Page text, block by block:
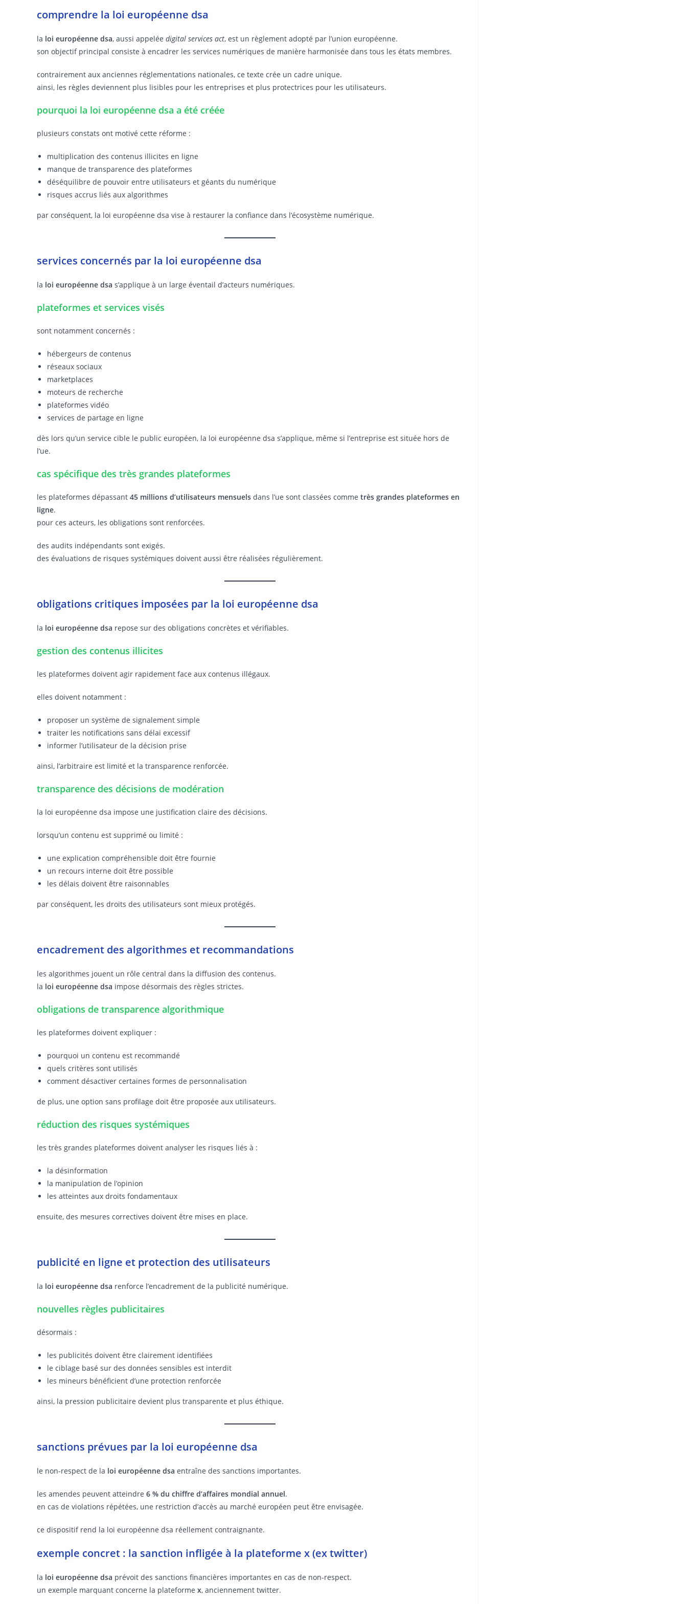
comprendre la loi européenne dsa
la loi européenne dsa, aussi appelée digital services act, est un règlement adopté par l’union européenne.
son objectif principal consiste à encadrer les services numériques de manière harmonisée dans tous les états membres.
contrairement aux anciennes réglementations nationales, ce texte crée un cadre unique.
ainsi, les règles deviennent plus lisibles pour les entreprises et plus protectrices pour les utilisateurs.
pourquoi la loi européenne dsa a été créée
plusieurs constats ont motivé cette réforme :
multiplication des contenus illicites en ligne
manque de transparence des plateformes
déséquilibre de pouvoir entre utilisateurs et géants du numérique
risques accrus liés aux algorithmes
par conséquent, la loi européenne dsa vise à restaurer la confiance dans l’écosystème numérique.
services concernés par la loi européenne dsa
la loi européenne dsa s’applique à un large éventail d’acteurs numériques.
plateformes et services visés
sont notamment concernés :
hébergeurs de contenus
réseaux sociaux
marketplaces
moteurs de recherche
plateformes vidéo
services de partage en ligne
dès lors qu’un service cible le public européen, la loi européenne dsa s’applique, même si l’entreprise est située hors de
l’ue.
cas spécifique des très grandes plateformes
les plateformes dépassant 45 millions d’utilisateurs mensuels dans l’ue sont classées comme très grandes plateformes en
ligne.
pour ces acteurs, les obligations sont renforcées.
des audits indépendants sont exigés.
des évaluations de risques systémiques doivent aussi être réalisées régulièrement.
obligations critiques imposées par la loi européenne dsa
la loi européenne dsa repose sur des obligations concrètes et vérifiables.
gestion des contenus illicites
les plateformes doivent agir rapidement face aux contenus illégaux.
elles doivent notamment :
proposer un système de signalement simple
traiter les notifications sans délai excessif
informer l’utilisateur de la décision prise
ainsi, l’arbitraire est limité et la transparence renforcée.
transparence des décisions de modération
la loi européenne dsa impose une justification claire des décisions.
lorsqu’un contenu est supprimé ou limité :
une explication compréhensible doit être fournie
un recours interne doit être possible
les délais doivent être raisonnables
par conséquent, les droits des utilisateurs sont mieux protégés.
encadrement des algorithmes et recommandations
les algorithmes jouent un rôle central dans la diffusion des contenus.
la loi européenne dsa impose désormais des règles strictes.
obligations de transparence algorithmique
les plateformes doivent expliquer :
pourquoi un contenu est recommandé
quels critères sont utilisés
comment désactiver certaines formes de personnalisation
de plus, une option sans profilage doit être proposée aux utilisateurs.
réduction des risques systémiques
les très grandes plateformes doivent analyser les risques liés à :
la désinformation
la manipulation de l’opinion
les atteintes aux droits fondamentaux
ensuite, des mesures correctives doivent être mises en place.
publicité en ligne et protection des utilisateurs
la loi européenne dsa renforce l’encadrement de la publicité numérique.
nouvelles règles publicitaires
désormais :
les publicités doivent être clairement identifiées
le ciblage basé sur des données sensibles est interdit
les mineurs bénéficient d’une protection renforcée
ainsi, la pression publicitaire devient plus transparente et plus éthique.
sanctions prévues par la loi européenne dsa
le non-respect de la loi européenne dsa entraîne des sanctions importantes.
les amendes peuvent atteindre 6 % du chiffre d’affaires mondial annuel.
en cas de violations répétées, une restriction d’accès au marché européen peut être envisagée.
ce dispositif rend la loi européenne dsa réellement contraignante.
exemple concret : la sanction infligée à la plateforme x (ex twitter)
la loi européenne dsa prévoit des sanctions financières importantes en cas de non-respect.
un exemple marquant concerne la plateforme x, anciennement twitter.